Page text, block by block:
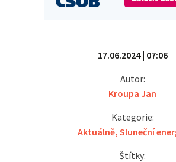
17.06.2024 | 07:06
Autor:
Kroupa Jan
Kategorie:
Aktuálně,Sluneční
Štítky: